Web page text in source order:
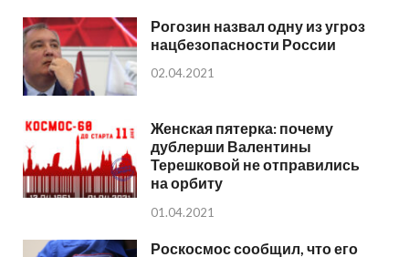
Рогозин назвал одну из угроз
нацбезопасности России
02.04.2021
Женская пятерка: почему
дублерши Валентины
Терешковой не отправились
на орбиту
01.04.2021
Роскосмос сообщил, что его